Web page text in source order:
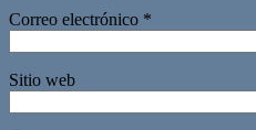
Correo electrónico *
Sitio web